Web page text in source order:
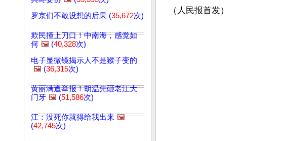
罗京们不敢设想的后果 (35,672次)
欺民撞上刀口！中南海，感觉如
何 🖼️ (40,328次)
电子显微镜揭示人不是猴子变的
🖼️ (36,315次)
黄丽满遭举报！胡温先砸老江大
门牙 🖼️ (51,586次)
江：没死你就得给我出来 🖼️
(42,745次)
（人民报首发）